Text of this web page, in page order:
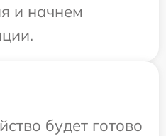
и начнем
будет готово